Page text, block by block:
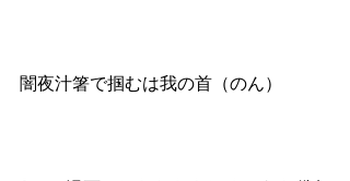
闇夜汁箸で掴むは我の首（のん）